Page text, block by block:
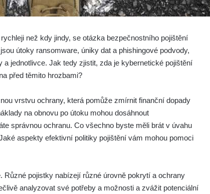
než kdy jindy, se otázka bezpečnostního pojištění
útoky ransomware, úniky dat a phishingové podvody,
jednotlivce. Jak tedy zjistit, zda je kybernetické pojištění
před těmito hrozbami?
vrstvu ochrany, která pomůže zmírnit finanční dopady
na obnovu po útoku mohou dosáhnout
správnou ochranu. Co všechno byste měli brát v úvahu
aspekty efektivní politiky pojištění vám mohou pomoci
pojistky nabízejí různé úrovně pokrytí a ochrany
analyzovat své potřeby a možnosti a zvážit potenciální